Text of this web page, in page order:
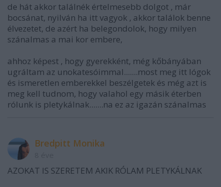
de hát akkor találnék értelmesebb dolgot , már
bocsánat, nyilván ha itt vagyok , akkor találok benne
élvezetet, de azért ha belegondolok, hogy milyen
szánalmas a mai kor embere,
ahhoz képest , hogy gyerekként, még kőbányában
ugráltam az unokatesóimmal.......most meg itt lógok
és ismeretlen emberekkel beszélgetek és még azt is
meg kell tudnom, hogy valahol egy másik éterben
rólunk is pletykálnak.......na ez az igazán szánalmas
Bredpitt Monika
AZOKAT IS SZERETEM AKIK RÓLAM PLETYKÁLNAK